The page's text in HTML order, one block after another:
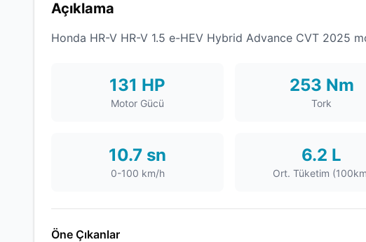
Açıklama
Honda HR-V HR-V 1.5 e-HEV Hybrid Advance CVT 2025
131 HP
Motor Gücü
253 Nm
Tork
10.7 sn
0-100 km/h
6.2 L
Ort. Tüketim
Öne Çıkanlar